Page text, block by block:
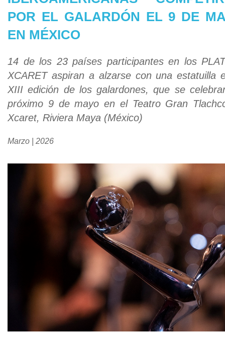
Noticias
Noticias
Publicaciones
Contacto
POR EL GALARDÓN EL 9 DE
EN MÉXICO
14 de los 23 países participantes en los
XCARET aspiran a alzarse con una estatuilla
XIII edición de los galardones, que se
próximo 9 de mayo en el Teatro Gran
Xcaret, Riviera Maya (México)
Marzo | 2026